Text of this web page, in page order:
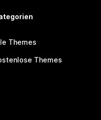
Themes
Themes